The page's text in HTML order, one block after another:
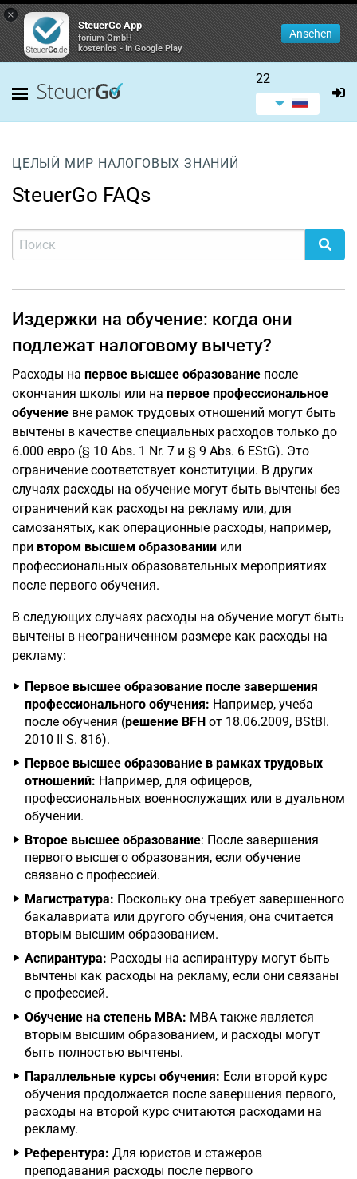
×
SteuerGo App
forium GmbH
kostenlos - In Google Play
Ansehen
22
ЦЕЛЫЙ МИР НАЛОГОВЫХ ЗНАНИЙ
SteuerGo FAQs
Издержки на обучение: когда они
подлежат налоговому вычету?
Расходы на первое высшее образование после
окончания школы или на первое профессиональное
обучение вне рамок трудовых отношений могут быть
вычтены в качестве специальных расходов только до
6.000 евро (§ 10 Abs. 1 Nr. 7 и § 9 Abs. 6 EStG). Это
ограничение соответствует конституции. В других
случаях расходы на обучение могут быть вычтены без
ограничений как расходы на рекламу или, для
самозанятых, как операционные расходы, например,
при втором высшем образовании или
профессиональных образовательных мероприятиях
после первого обучения.
В следующих случаях расходы на обучение могут быть
вычтены в неограниченном размере как расходы на
рекламу:
Первое высшее образование после завершения
профессионального обучения: Например, учеба
после обучения (решение BFH от 18.06.2009, BStBl.
2010 II S. 816).
Первое высшее образование в рамках трудовых
отношений: Например, для офицеров,
профессиональных военнослужащих или в дуальном
обучении.
Второе высшее образование: После завершения
первого высшего образования, если обучение
связано с профессией.
Магистратура: Поскольку она требует завершенного
бакалавриата или другого обучения, она считается
вторым высшим образованием.
Аспирантура: Расходы на аспирантуру могут быть
вычтены как расходы на рекламу, если они связаны
с профессией.
Обучение на степень MBA: MBA также является
вторым высшим образованием, и расходы могут
быть полностью вычтены.
Параллельные курсы обучения: Если второй курс
обучения продолжается после завершения первого,
расходы на второй курс считаются расходами на
рекламу.
Референтура: Для юристов и стажеров
преподавания расходы после первого